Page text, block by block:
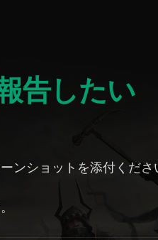
告したい
ンショットを添付くださ